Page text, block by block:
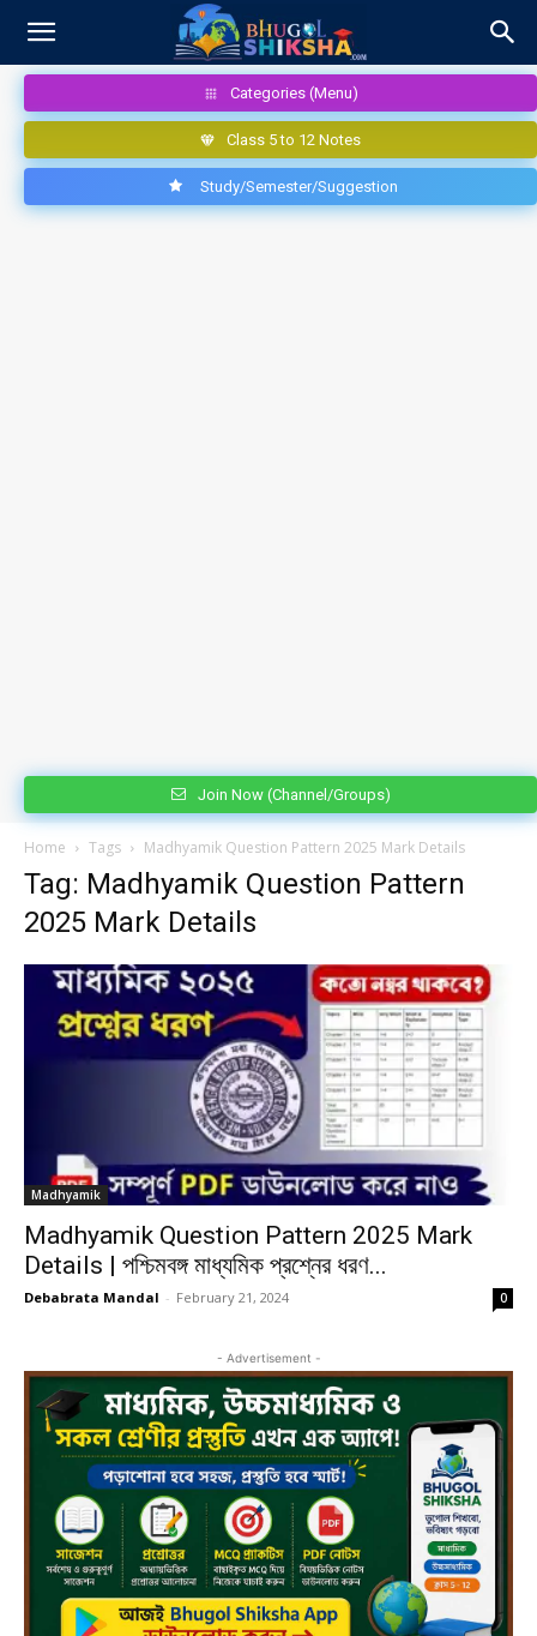
Categories (Menu)
Class 5 to 12 Notes
Study/Semester/Suggestion
Join Now (Channel/Groups)
Home Tags Madhyamik Question Pattern 2025 Mark Details
Tag: Madhyamik Question Pattern
2025 Mark Details
Madhyamik
Madhyamik Question Pattern 2025 Mark
Details | পশ্চিমবঙ্গ মাধ্যমিক প্রশ্নের ধরণ...
Debabrata Mandal - February 21, 2024 0
- Advertisement -